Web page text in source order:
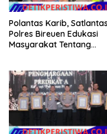
Polantas Karib, Satlantas
Polres Bireuen Edukasi
Masyarakat Tentang